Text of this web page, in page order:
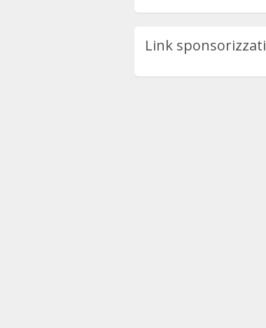
Link sponsorizzati